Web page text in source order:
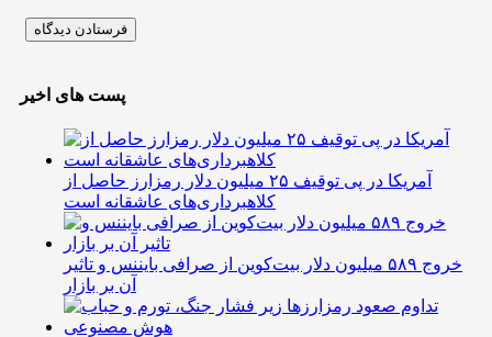
پست های اخیر
آمریکا در پی توقیف ۲۵ میلیون دلار رمزارز حاصل از
کلاهبرداری‌های عاشقانه است
خروج ۵۸۹ میلیون دلار بیت‌کوین از صرافی بایننس و تاثیر
آن بر بازار